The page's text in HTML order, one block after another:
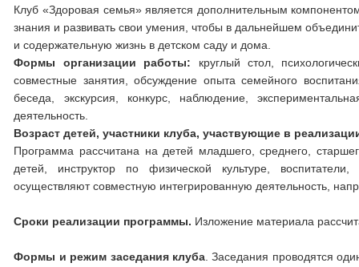
Клуб «Здоровая семья» является дополнительным
знания и развивать свои умения, чтобы в дальнейшем
и содержательную жизнь в детском саду и дома.
Формы организации работы: круглый стол,
совместные занятия, обсуждение опыта семейного
беседа, экскурсия, конкурс, наблюдение,
деятельность.
Возраст детей, участники клуба, участвующие в
Программа рассчитана на детей младшего, среднего,
детей, инструктор по физической культуре,
осуществляют совместную интегрированную деятельность,
Сроки реализации программы. Изложение материала
Формы и режим заседания клуба. Заседания проводятся